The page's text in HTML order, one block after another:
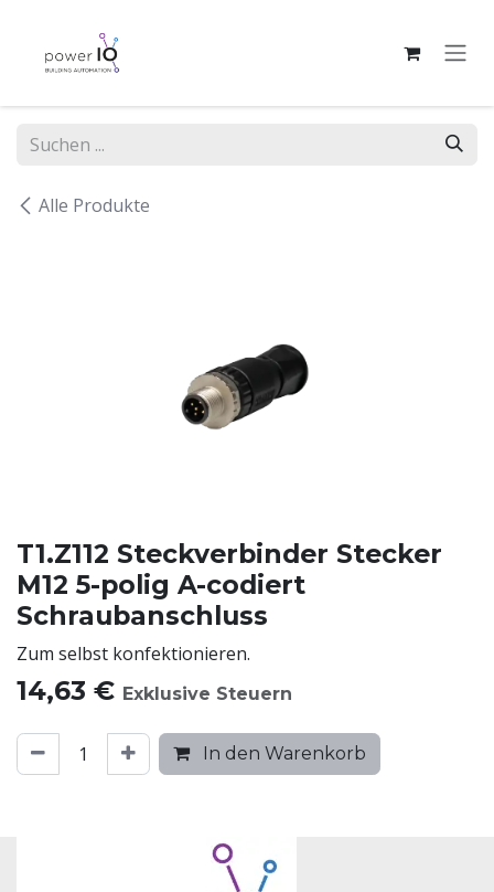
Alle Produkte
T1.Z112 Steckverbinder Stecker
M12 5-polig A-codiert
Schraubanschluss
Zum selbst konfektionieren.
14,63 € Exklusive Steuern
In den Warenkorb